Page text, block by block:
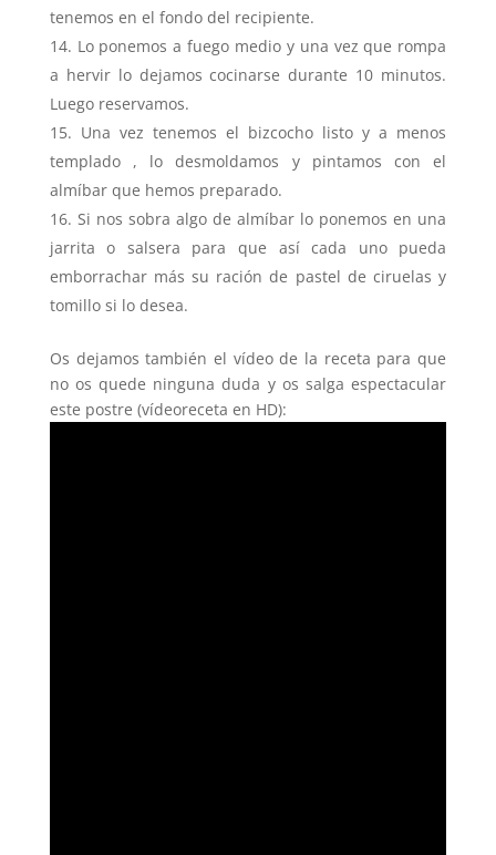
tenemos en el fondo del recipiente.
Lo ponemos a fuego medio y una vez que rompa
a hervir lo dejamos cocinarse durante 10 minutos.
Luego reservamos.
Una vez tenemos el bizcocho listo y a menos
templado , lo desmoldamos y pintamos con el
almíbar que hemos preparado.
Si nos sobra algo de almíbar lo ponemos en una
jarrita o salsera para que así cada uno pueda
emborrachar más su ración de pastel de ciruelas y
tomillo si lo desea.
Os dejamos también el vídeo de la receta para que
no os quede ninguna duda y os salga espectacular
este postre (vídeoreceta en HD):